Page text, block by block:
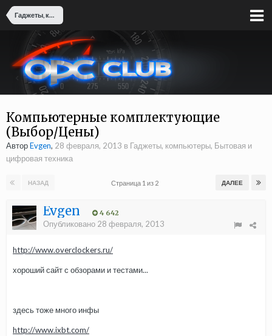
Гаджеты, компьютеры, Бытовая и цифровая техника
Компьютерные комплектующие
(Выбор/Цены)
АвторEvgen, 28 февраля, 2013 в Гаджеты, компьютеры, Бытовая и
цифровая техника
НАЗАД ДАЛЕЕ
Страница 1 из 2
Evgen 4 642
Опубликовано 28 февраля, 2013
http://www.overclockers.ru/
хороший сайт с обзорами и тестами...
здесь тоже много инфы
http://www.ixbt.com/